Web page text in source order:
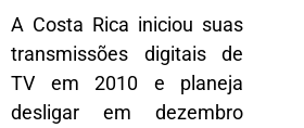
A Costa Rica iniciou suas
transmissões digitais de
TV em 2010 e planeja
desligar em dezembro